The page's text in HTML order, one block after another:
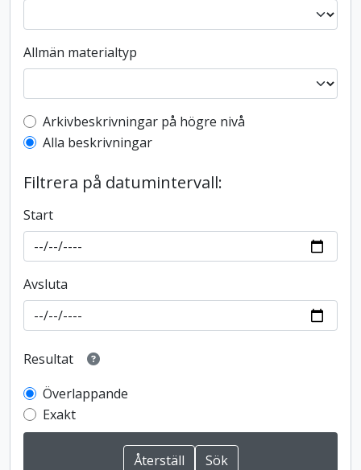
Allmän materialtyp
Top-level description filter
Arkivbeskrivningar på högre nivå
Alla beskrivningar
Filtrera på datumintervall:
Start
Avsluta
Resultat
Överlappande
Exakt